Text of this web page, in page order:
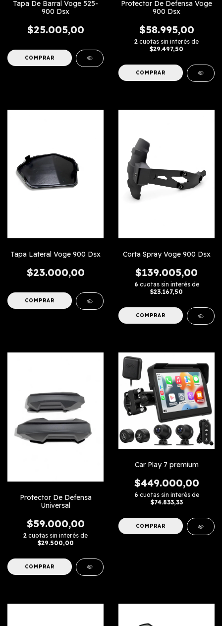
Tapa De Barral Voge 525-
900 Dsx
$25.005,00
COMPRAR
Protector De Defensa Voge
900 Dsx
$58.995,00
2 cuotas sin interés de
$29.497,50
Tapa Lateral Voge 900 Dsx
$23.000,00
Corta Spray Voge 900 Dsx
$139.005,00
6 cuotas sin interés de
$23.167,50
Protector De Defensa
Universal
$59.000,00
2 cuotas sin interés de
$29.500,00
Car Play 7 premium
$449.000,00
6 cuotas sin interés de
$74.833,33